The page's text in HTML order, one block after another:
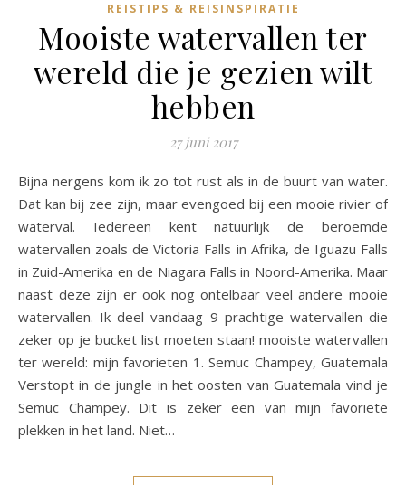
REISTIPS & REISINSPIRATIE
Mooiste watervallen ter
wereld die je gezien wilt
hebben
27 juni 2017
Bijna nergens kom ik zo tot rust als in de buurt van water.
Dat kan bij zee zijn, maar evengoed bij een mooie rivier of
waterval. Iedereen kent natuurlijk de beroemde
watervallen zoals de Victoria Falls in Afrika, de Iguazu Falls
in Zuid-Amerika en de Niagara Falls in Noord-Amerika. Maar
naast deze zijn er ook nog ontelbaar veel andere mooie
watervallen. Ik deel vandaag 9 prachtige watervallen die
zeker op je bucket list moeten staan! mooiste watervallen
ter wereld: mijn favorieten 1. Semuc Champey, Guatemala
Verstopt in de jungle in het oosten van Guatemala vind je
Semuc Champey. Dit is zeker een van mijn favoriete
plekken in het land. Niet…